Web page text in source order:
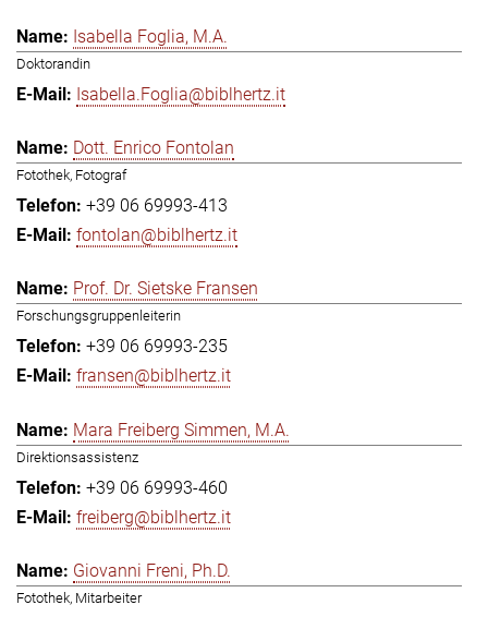
Isabella Foglia, M.A.
Doktorandin
Isabella.Foglia@biblhertz.it
Dott. Enrico Fontolan
Fotothek, Fotograf
+39 06 69993-413
fontolan@biblhertz.it
Prof. Dr. Sietske Fransen
Forschungsgruppenleiterin
+39 06 69993-235
fransen@biblhertz.it
Mara Freiberg Simmen, M.A.
Direktionsassistenz
+39 06 69993-460
freiberg@biblhertz.it
Giovanni Freni, Ph.D.
Fotothek, Mitarbeiter